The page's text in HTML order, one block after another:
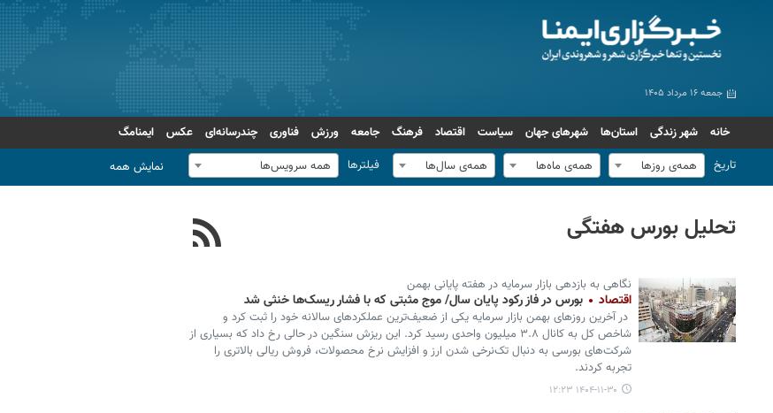
جمعه ۱۶ مرداد ۱۴۰۵
خانه شهر زندگی استان‌ها شهرهای جهان سیاست اقتصاد فرهنگ جامعه ورزش فناوری چندرسانه‌ای عکس
ایمنامگ
تاریخ
همه‌ی روزها همه‌ی ماه‌ها همه‌ی سال‌ها فیلترها همه سرویس‌ها نمایش همه
تحلیل بورس هفتگی
نگاهی به بازدهی بازار سرمایه در هفته پایانی بهمن
اقتصاد بورس در فاز رکود پایان سال/ موج مثبتی که با فشار ریسک‌ها خنثی شد
در آخرین روزهای بهمن بازار سرمایه یکی از ضعیف‌ترین عملکردهای سالانه خود را ثبت کرد و
شاخص کل به کانال ۳.۸ میلیون واحدی رسید کرد. این ریزش سنگین در حالی رخ داد که بسیاری از
شرکت‌های بورسی به دنبال تک‌نرخی شدن ارز و افزایش نرخ محصولات، فروش ریالی بالاتری را
تجربه کردند.
۱۴۰۴-۱۱-۳۰ ۱۲:۲۳